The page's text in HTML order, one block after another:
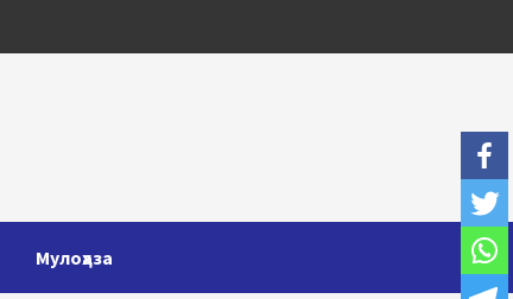
Мулоҳаза